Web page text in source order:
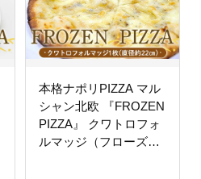
本格ナポリPIZZA マル
シャン北欧 『FROZEN
PIZZA』 クワトロフォ
ルマッジ（フローズン